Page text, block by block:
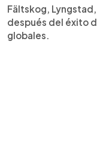
Fältskog,
después del éxito
globales.